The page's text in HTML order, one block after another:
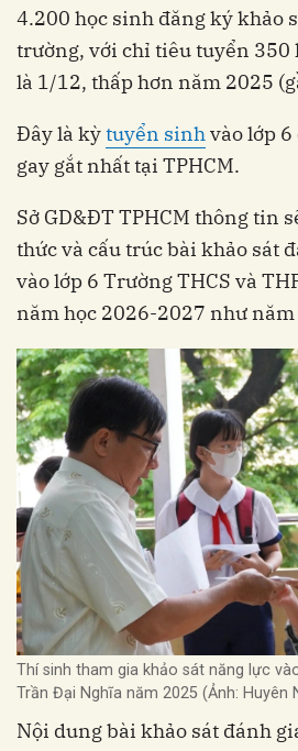
4.200 học sinh đăng ký khảo
trường, với chỉ tiêu tuyển 350
là 1/12, thấp hơn năm 2025
Đây là kỳtuyển sinhvào lớp
gay gắt nhất tại TPHCM.
Sở GD&ĐT TPHCM thông tin
thức và cấu trúc bài khảo sát
vào lớp 6 Trường THCS và
năm học 2026-2027 như
Thí sinh tham gia khảo sát năng lực
Trần Đại Nghĩa năm 2025 (Ảnh: Huyên
Nội dung bài khảo sát đánh